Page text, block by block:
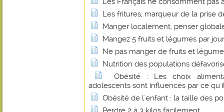
Les fritures, marqueur de la prise
Manger localement, penser
Mangez 5 fruits et légumes par
Ne pas manger de fruits et
Nutrition des populations
Obésité : Les choix
adolescents sont influencés par ce
Obésité de l'enfant : la taille des